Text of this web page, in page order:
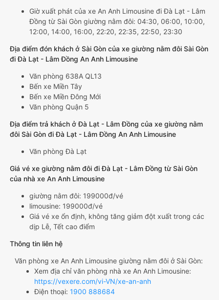
Giờ xuất phát của xe An Anh Limousine đi Đà Lạt - Lâm
Đồng từ Sài Gòn giường nằm đôi: 04:30, 06:00, 10:00,
12:00, 14:00, 16:00, 22:20, 22:35, 22:50, 23:30
Địa điểm đón khách ở Sài Gòn của xe giường nằm đôi Sài Gòn
đi Đà Lạt - Lâm Đồng An Anh Limousine
Văn phòng 638A QL13
Bến xe Miền Tây
Bến xe Miền Đông Mới
Văn phòng Quận 5
Địa điểm trả khách ở Đà Lạt - Lâm Đồng của xe giường nằm
đôi Sài Gòn đi Đà Lạt - Lâm Đồng An Anh Limousine
Văn phòng Đà Lạt
Giá vé xe giường nằm đôi đi Đà Lạt - Lâm Đồng từ Sài Gòn
của nhà xe An Anh Limousine
giường nằm đôi: 199000đ/vé
limousine: 199000đ/vé
Giá vé xe ổn định, không tăng giảm đột xuất trong các
dịp Lễ, Tết cao điểm
Thông tin liên hệ
Văn phòng xe An Anh Limousine giường nằm đôi ở Sài Gòn:
Xem địa chỉ văn phòng nhà xe An Anh Limousine:
https://vexere.com/vi-VN/xe-an-anh
Điện thoại: 1900 888684